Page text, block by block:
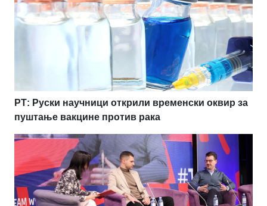
РТ: Руски научници открили временски оквир за
пуштање вакцине против рака